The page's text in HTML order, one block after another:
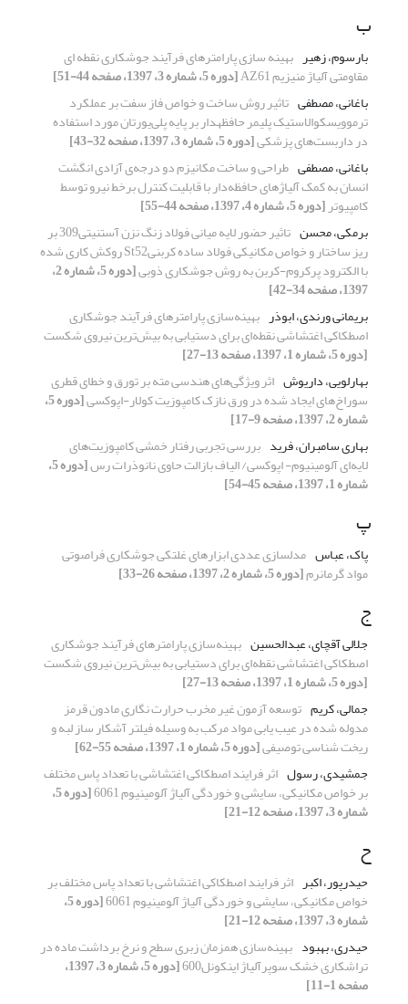
ب
بارسوم، زهیر بهینه سازی پارامترهای فرآیند جوشکاری نقطه ای
مقاومتی آلیاژ منیزیم AZ61
[دوره 5، شماره 3، 1397، صفحه 44-51]
باغانی، مصطفی تاثیر روش ساخت و خواص فاز سفت بر عملکرد
ترموویسکوالاستیک پلیمر حافظه‎‍دار بر پایه پلی‌یورتان مورد استفاده
در داربست‌های پزشکی[دوره 5، شماره 3، 1397، صفحه 32-43]
باغانی، مصطفی طراحی و ساخت مکانیزم دو درجه‌ی آزادی انگشت
انسان به کمک آلیاژهای حافظه‌دار با قابلیت کنترل برخط نیرو توسط
کامپیوتر[دوره 5، شماره 4، 1397، صفحه 44-55]
برمکی، محسن
تاثیر حضور لایه میانی فولاد زنگ نزن آستنیتی309 بر
ریز ساختار و خواص مکانیکی فولاد ساده کربنیSt52 روکش کاری شده
با الکترود پرکروم-کربن به روش جوشکاری ذوبی [دوره 5، شماره 2،
1397، صفحه 34-42]
بریمانی ورندی، ابوذر بهینه‌سازی پارامترهای فرآیند جوشکاری
اصطکاکی اغتشاشی نقطه‌ای برای دستیابی به بیش‌ترین نیروی شکست
[دوره 5، شماره 1، 1397، صفحه 13-27]
بهارلویی، داریوش اثر ویژگی‌های هندسی مته بر تورق و خطای قطری
سوراخ‌های ایجاد شده در ورق نازک کامپوزیت کولار-اپوکسی [دوره 5،
شماره 2، 1397، صفحه 9-17]
بهاری سامبران، فرید بررسی تجربی رفتار خمشی کامپوزیت‌های
لایه‌ای آلومینیوم- اپوکسی/ الیاف بازالت حاوی نانوذرات رس [دوره 5،
شماره 1، 1397، صفحه 45-54]
پ
پاک، عباس مدلسازی عددی ابزارهای غلتکی جوشکاری فراصوتی
مواد گرمانرم[دوره 5، شماره 2، 1397، صفحه 26-33]
ج
جلالی آقچای، عبدالحسین بهینه‌سازی پارامترهای فرآیند جوشکاری
اصطکاکی اغتشاشی نقطه‌ای برای دستیابی به بیش‌ترین نیروی شکست
[دوره 5، شماره 1، 1397، صفحه 13-27]
جمالی، کریم توسعه آزمون غیر مخرب حرارت نگاری مادون قرمز
مدوله شده در عیب یابی مواد مرکب به وسیله فیلتر آشکار ساز لبه و
ریخت شناسی توصیفی[دوره 5، شماره 1، 1397، صفحه 55-62]
جمشیدی، رسول اثر فرایند اصطکاکی اغتشاشی با تعداد پاس مختلف
بر خواص مکانیکی، سایشی و خوردگی آلیاژ آلومینیوم 6061 [دوره 5،
شماره 3، 1397، صفحه 12-21]
ح
حیدرپور، اکبر اثر فرایند اصطکاکی اغتشاشی با تعداد پاس مختلف بر
خواص مکانیکی، سایشی و خوردگی آلیاژ آلومینیوم 6061 [دوره 5،
شماره 3، 1397، صفحه 12-21]
حیدری، بهبود بهینه‌سازی همزمان زبری سطح و نرخ برداشت ماده در
تراشکاری خشک سوپرآلیاژ اینکونل600 [دوره 5، شماره 3، 1397،
صفحه 1-11]